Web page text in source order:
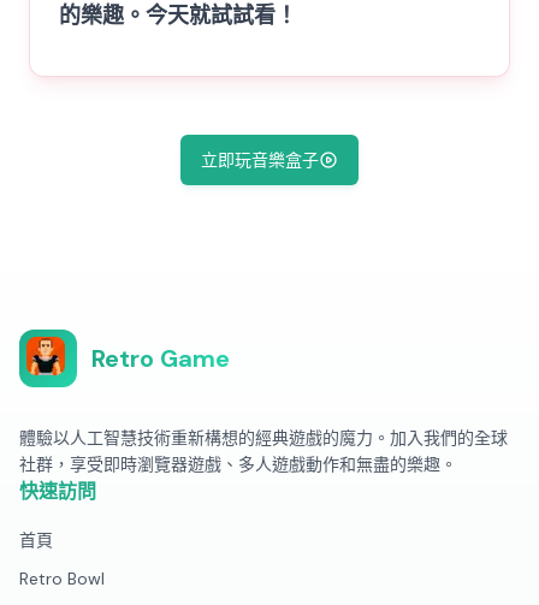
的樂趣。今天就試試看！
立即玩音樂盒子
Retro Game
體驗以人工智慧技術重新構想的經典遊戲的魔力。加入我們的全球
社群，享受即時瀏覽器遊戲、多人遊戲動作和無盡的樂趣。
快速訪問
首頁
Retro Bowl